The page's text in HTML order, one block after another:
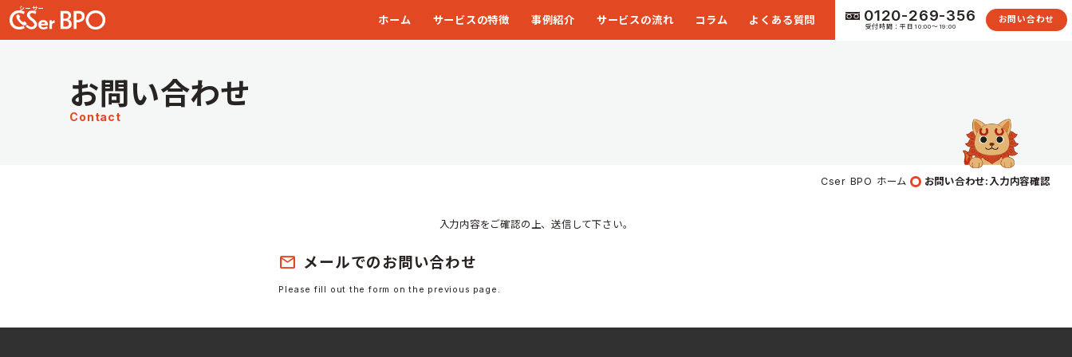
ホーム サービスの特徴 事例紹介 サービスの流れ コラム よくある質問 0120-269-356
受付時間：平日10:00〜19:00
お問い合わせ
お問い合わせ
Contact
Cser BPO ホーム お問い合わせ:入力内容確認
入力内容をご確認の上、送信して下さい。
mail メールでのお問い合わせ
Please fill out the form on the previous page.